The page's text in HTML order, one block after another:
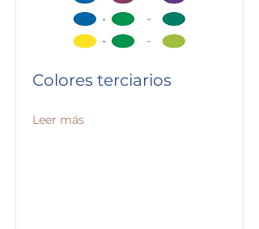
Colores terciarios
Leer más